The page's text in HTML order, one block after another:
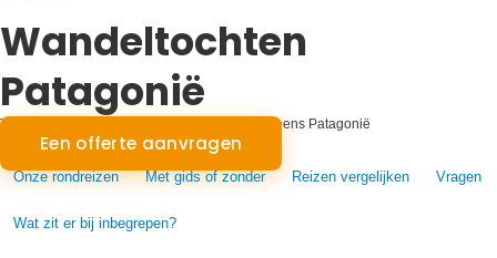
Wandeltochten
Patagonië
Trekkingtochten met gids in Argentijns en Chileens Patagonië
Een offerte aanvragen
Onze rondreizen Met gids of zonder Reizen vergelijken Vragen
Wat zit er bij inbegrepen?